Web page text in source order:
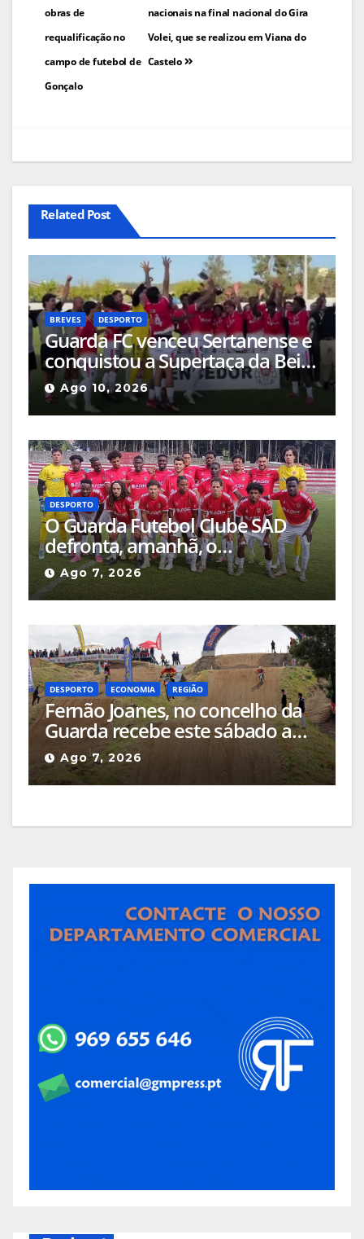
artigos
nacionais na final nacional do Gira
Volei, que se realizou em Viana do
Castelo
obras de
requalificação no
campo de futebol de
Gonçalo
Related Post
BREVES DESPORTO
Guarda FC venceu Sertanense e
conquistou a Supertaça da Beira
Interior
Ago 10, 2026
DESPORTO
O Guarda Futebol Clube SAD
defronta, amanhã, o
Sertanense, num jogo a contar
para a Supertaça da Beira
Interior
Ago 7, 2026
DESPORTO ECONOMIA REGIÃO
Fernão Joanes, no concelho da
Guarda recebe este sábado a
Etapa do Campeonato Nacional
de Supercross
Ago 7, 2026